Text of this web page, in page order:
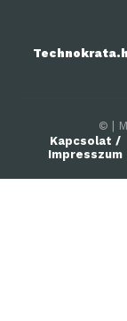
© |
Kapcsolat /
Impresszum